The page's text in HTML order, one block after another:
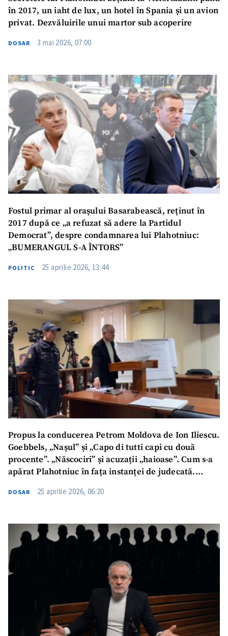
Trimite o informație
Despre ZdG
in English
на русском
în 2017, un iaht de lux, un hotel în Spania și un avion
privat. Dezvăluirile unui martor sub acoperire
DOSAR 3 mai 2026, 07:00
Fostul primar al orașului Basarabească, reținut în
2017 după ce „a refuzat să adere la Partidul
Democrat”, despre condamnarea lui Plahotniuc:
„BUMERANGUL S-A ÎNTORS”
POLITIC 25 aprilie 2026, 13:44
Propus la conducerea Petrom Moldova de Ion Iliescu.
Goebbels, „Nașul” și „Capo di tutti capi cu două
procente”. „Născociri” și acuzații „haioase”. Cum s-a
apărat Plahotniuc în fața instanței de judecată.
DOSAR 25 aprilie 2026, 06:20